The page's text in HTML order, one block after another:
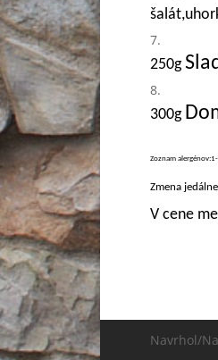
250g
300g
Zoznam
Zmena
V cene
Navrhol/